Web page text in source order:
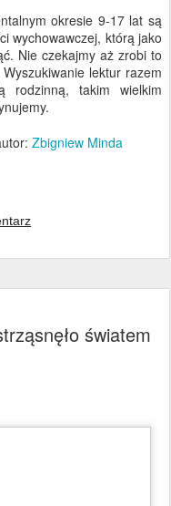
okresie 9-17 lat są
wychowawczej, którą jako
Nie czekajmy aż zrobi to
lektur razem
rodzinną, takim wielkim
Zbigniew Minda
światem